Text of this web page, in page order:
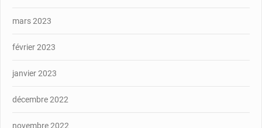
mars 2023
février 2023
janvier 2023
décembre 2022
novembre 2022